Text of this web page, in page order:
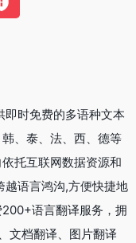
时免费的多语种文本
、泰、法、西、德等
托互联网数据资源和
越语言鸿沟,方便快捷地
语言翻译服务，拥
文档翻译、图片翻译